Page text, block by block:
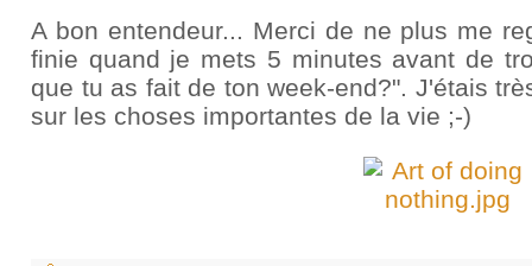
A bon entendeur... Merci de ne plus me
finie quand je mets 5 minutes avant de
que tu as fait de ton week-end?". J'étais
sur les choses importantes de la vie ;-)